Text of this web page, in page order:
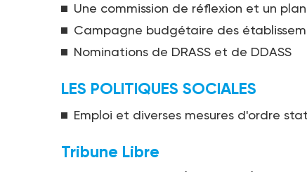
Une commission de réflexion et un
Campagne budgétaire des
Nominations de DRASS et de DDASS
LES POLITIQUES SOCIALES
Emploi et diverses mesures d'ordre
Tribune Libre